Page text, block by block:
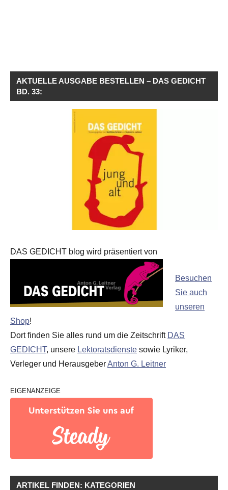
AKTUELLE AUSGABE BESTELLEN – DAS GEDICHT
BD. 33:
DAS GEDICHT blog wird präsentiert von
Besuchen
Sie auch
unseren
Shop!
Dort finden Sie alles rund um die Zeitschrift DAS
GEDICHT, unsere Lektoratsdienste sowie Lyriker,
Verleger und HerausgeberAnton G. Leitner
EIGENANZEIGE
ARTIKEL FINDEN: KATEGORIEN